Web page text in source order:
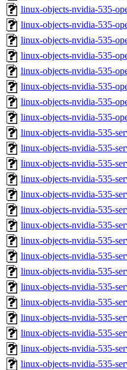
linux-objects-nvidia-535-
linux-objects-nvidia-535-
linux-objects-nvidia-535-
linux-objects-nvidia-535-
linux-objects-nvidia-535-
linux-objects-nvidia-535-
linux-objects-nvidia-535-
linux-objects-nvidia-535-
linux-objects-nvidia-535-
linux-objects-nvidia-535-
linux-objects-nvidia-535-
linux-objects-nvidia-535-
linux-objects-nvidia-535-
linux-objects-nvidia-535-
linux-objects-nvidia-535-
linux-objects-nvidia-535-
linux-objects-nvidia-535-
linux-objects-nvidia-535-
linux-objects-nvidia-535-
linux-objects-nvidia-535-
linux-objects-nvidia-535-
linux-objects-nvidia-535-
linux-objects-nvidia-535-
linux-objects-nvidia-535-